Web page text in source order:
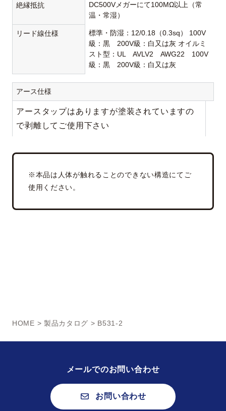
絶縁抵抗
DC500Vメガーにて100MΩ以上（常
温・常湿）
リード線仕様
標準・防湿：12/0.18（0.3sq） 100V
級：黒 200V級：白又は灰 オイルミ
スト型：UL AVLV2 AWG22 100V
級：黒 200V級：白又は灰
アース仕様
アースタップはありますが塗装されていますの
で剥離してご使用下さい
※本品は人体が触れることのできない構造にてご
使用ください。
HOME > 製品カタログ > B531-2
メールでのお問い合わせ
お問い合わせ